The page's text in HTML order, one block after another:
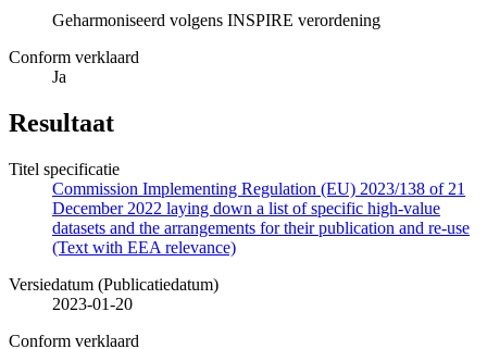
Geharmoniseerd volgens INSPIRE verordening
Conform verklaard
Ja
Resultaat
Titel specificatie
Commission Implementing Regulation (EU) 2023/138 of 21
December 2022 laying down a list of specific high-value
datasets and the arrangements for their publication and re-use
(Text with EEA relevance)
Versiedatum (Publicatiedatum)
2023-01-20
Conform verklaard